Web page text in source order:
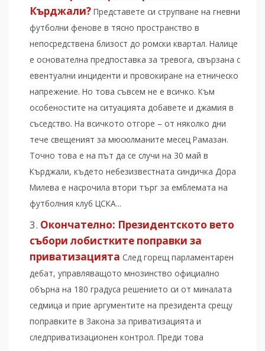
Кърджали? Представете си струпване на гневни
футболни фенове в тясно пространство в
непосредствена близост до ромски квартал. Налице
е основателна предпоставка за тревога, свързана с
евентуални инциденти и провокиране на етническо
напрежение. Но това съвсем не е всичко. Към
особеностите на ситуацията добавете и джамия в
съседство. На всичкото отгоре – от няколко дни
тече свещеният за мюсюлманите месец Рамазан.
Точно това е на път да се случи на 30 май в
Кърджали, където небезизвестната синдичка Дора
Милева е насрочила втори търг за емблемата на
футболния клуб ЦСКА...
Окончателно: Президентското вето
събори лобистките поправки за
приватизацията След горещ парламентарен
дебат, управляващото мнозинство официално
обърна на 180 градуса решението си от миналата
седмица и прие аргументите на президента срещу
поправките в Закона за приватизацията и
следприватизационен контрол. Преди това